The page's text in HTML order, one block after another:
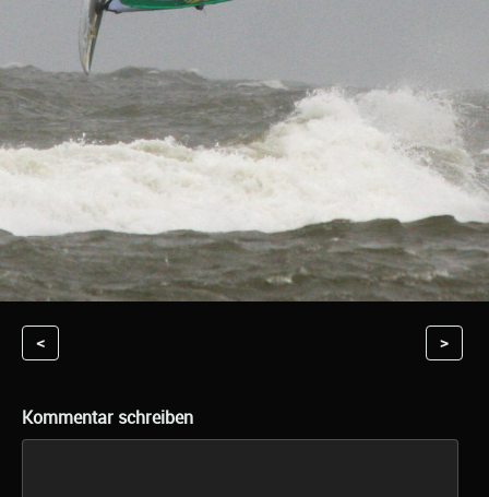
< >
Kommentar schreiben